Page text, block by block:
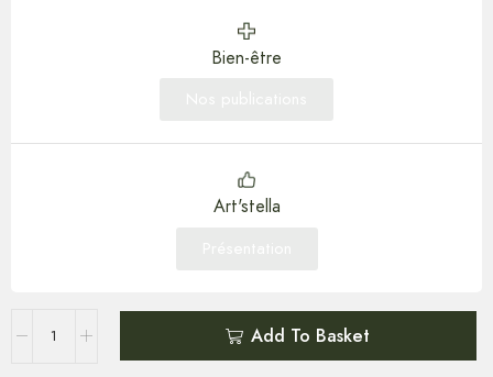
Bien-être
Art'stella
Add To Basket